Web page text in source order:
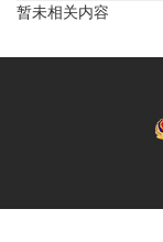
暂未相关内容